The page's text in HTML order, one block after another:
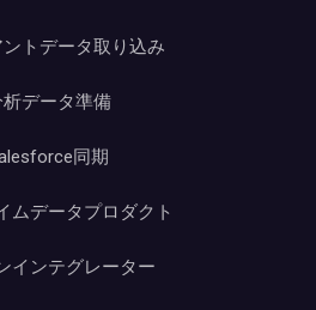
ントデータ取り込み
データ準備
同期
ムデータプロダクト
インテグレーター